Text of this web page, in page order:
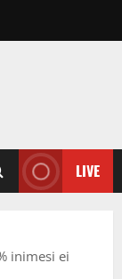
LIVE
inimesi ei